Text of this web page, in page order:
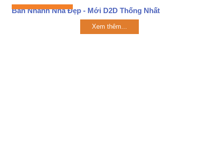
Bán Nhanh Nhà Đẹp - Mới D2D Thống Nhất
Xem thêm...